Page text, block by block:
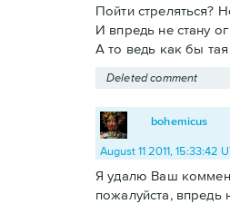
Пойти стреляться?
И впредь не стану
А то ведь как бы тая
Deleted comment
bohemicus
August 11 2011, 15:33:42
Я удалю Ваш
пожалуйста, впредь